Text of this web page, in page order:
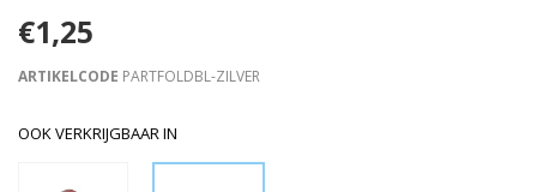
€1,25
ARTIKELCODE PARTFOLDBL-ZILVER
OOK VERKRIJGBAAR IN